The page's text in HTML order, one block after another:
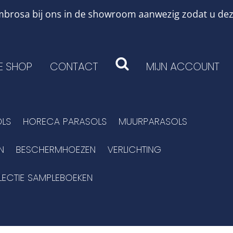
bij ons in de showroom aanwezig zodat u
SHOP CONTACT MIJN ACCOUNT
HORECA PARASOLS MUURPARASOLS
BESCHERMHOEZEN VERLICHTING
SAMPLEBOEKEN